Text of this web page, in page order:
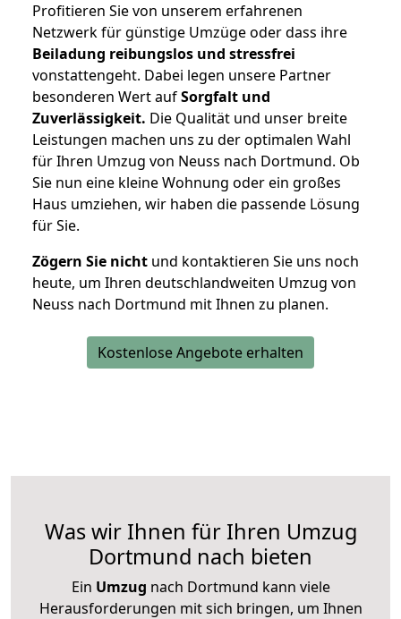
Profitieren Sie von unserem erfahrenen
Netzwerk für günstige Umzüge oder dass ihre
Beiladung reibungslos und stressfrei
vonstattengeht. Dabei legen unsere Partner
besonderen Wert aufSorgfalt und
Zuverlässigkeit. Die Qualität und unser breite
Leistungen machen uns zu der optimalen Wahl
für Ihren Umzug von Neuss nach Dortmund. Ob
Sie nun eine kleine Wohnung oder ein großes
Haus umziehen, wir haben die passende Lösung
für Sie.
Zögern Sie nicht und kontaktieren Sie uns noch
heute, um Ihren deutschlandweiten Umzug von
Neuss nach Dortmund mit Ihnen zu planen.
Kostenlose Angebote erhalten
Was wir Ihnen für Ihren Umzug
Dortmund nach bieten
Ein Umzug nach Dortmund kann viele
Herausforderungen mit sich bringen, um Ihnen